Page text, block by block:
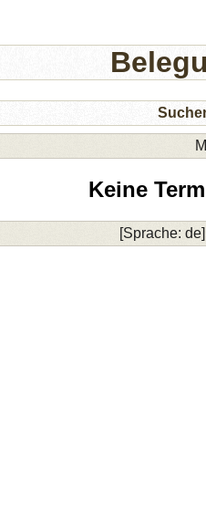
Keine
[Sprache: